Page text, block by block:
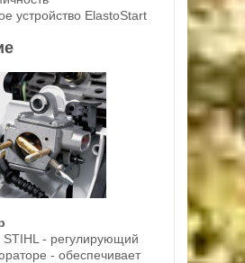
устройство ElastoStart
STIHL - регулирующий
- обеспечивает